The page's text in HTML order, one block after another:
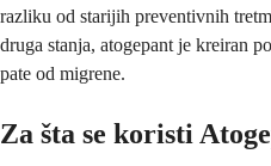
razliku od starijih preventivnih
druga stanja, atogepant je kreiran
pate od migrene.
Za šta se koristi